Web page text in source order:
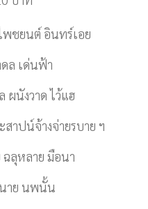
พชยนต์ อินทร์เอย
ล เด่นฟ้า
ผนังวาด ไว้แฮ
าปน์จ้างจ่ายรบาย ฯ
ลุหลาย มือนา
นาย นพนั้น